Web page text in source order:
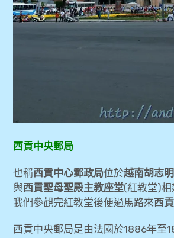
西貢中央郵局
也稱西貢中心郵政局位於越南胡志
與西貢聖母聖殿主教座堂(紅教堂)相
我們參觀完紅教堂後便過馬路來西
西貢中央郵局是由法國於1886年至